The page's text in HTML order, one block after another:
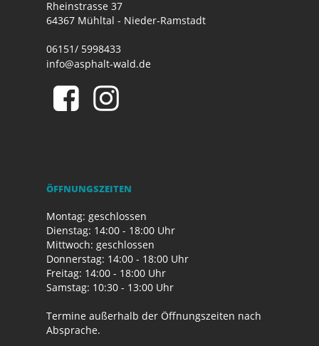
Rheinstrasse 37
64367 Mühltal - Nieder-Ramstadt
06151/ 5998433
info@asphalt-wald.de
ÖFFNUNGSZEITEN
Montag: geschlossen
Dienstag: 14:00 - 18:00 Uhr
Mittwoch: geschlossen
Donnerstag: 14:00 - 18:00 Uhr
Freitag: 14:00 - 18:00 Uhr
Samstag: 10:30 - 13:00 Uhr
Termine außerhalb der Öffnungszeiten nach
Absprache.